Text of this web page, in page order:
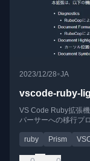
2023/12/28•JA
vscode-ruby-
VS Code Ruby拡張
パーサーへの移行プ
ruby Prism